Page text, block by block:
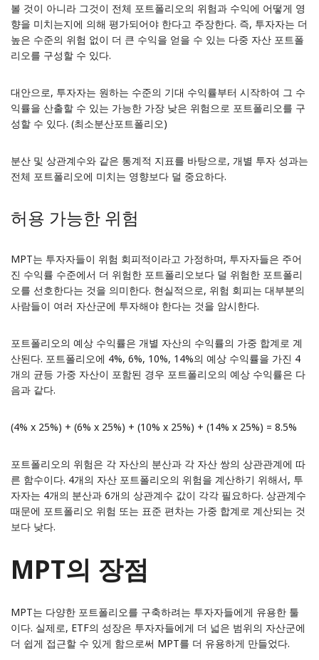
볼 것이 아니라 그것이 전체 포트폴리오의 위험과 수익에 어떻게 영
향을 미치는지에 의해 평가되어야 한다고 주장한다. 즉, 투자자는 더
높은 수준의 위험 없이 더 큰 수익을 얻을 수 있는 다중 자산 포트폴
리오를 구성할 수 있다.
대안으로, 투자자는 원하는 수준의 기대 수익률부터 시작하여 그 수
익률을 산출할 수 있는 가능한 가장 낮은 위험으로 포트폴리오를 구
성할 수 있다. (최소분산포트폴리오)
분산 및 상관계수와 같은 통계적 지표를 바탕으로, 개별 투자 성과는
전체 포트폴리오에 미치는 영향보다 덜 중요하다.
허용 가능한 위험
MPT는 투자자들이 위험 회피적이라고 가정하며, 투자자들은 주어
진 수익률 수준에서 더 위험한 포트폴리오보다 덜 위험한 포트폴리
오를 선호한다는 것을 의미한다. 현실적으로, 위험 회피는 대부분의
사람들이 여러 자산군에 투자해야 한다는 것을 암시한다.
포트폴리오의 예상 수익률은 개별 자산의 수익률의 가중 합계로 계
산된다. 포트폴리오에 4%, 6%, 10%, 14%의 예상 수익률을 가진 4
개의 균등 가중 자산이 포함된 경우 포트폴리오의 예상 수익률은 다
음과 같다.
(4% x 25%) + (6% x 25%) + (10% x 25%) + (14% x 25%) = 8.5%
포트폴리오의 위험은 각 자산의 분산과 각 자산 쌍의 상관관계에 따
른 함수이다. 4개의 자산 포트폴리오의 위험을 계산하기 위해서, 투
자자는 4개의 분산과 6개의 상관계수 값이 각각 필요하다. 상관계수
때문에 포트폴리오 위험 또는 표준 편차는 가중 합계로 계산되는 것
보다 낮다.
MPT의 장점
MPT는 다양한 포트폴리오를 구축하려는 투자자들에게 유용한 툴
이다. 실제로, ETF의 성장은 투자자들에게 더 넓은 범위의 자산군에
더 쉽게 접근할 수 있게 함으로써 MPT를 더 유용하게 만들었다.